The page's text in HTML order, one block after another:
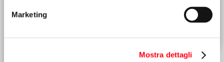
Marketing
Mostra dettagli
EVENTI E RIUNIONI
dell'associazione